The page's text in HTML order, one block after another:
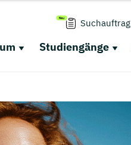
Suchauftrag
Studiengänge